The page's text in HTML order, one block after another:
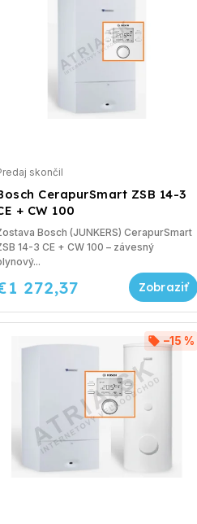
CerapurSmart ZSB 14-3
+ CW 100
skončil
272,37
Bosch (JUNKERS) CerapurSmart
14-3 CE + CW 100 – závesný
–15 %